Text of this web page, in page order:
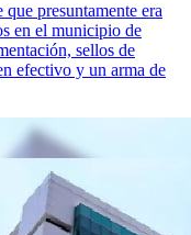
presuntamente era
en el municipio de
sellos de
efectivo y un arma de